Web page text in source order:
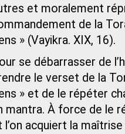
et moralement
de la
» (Vayikra. XIX, 16).
se débarrasser de
le verset de la
» et de le répéter
mantra. À force de le
l’on acquiert la